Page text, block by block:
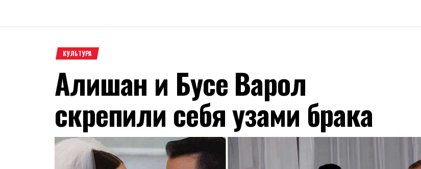
КУЛЬТУРА
Алишан и Бусе Варол
скрепили себя узами брака